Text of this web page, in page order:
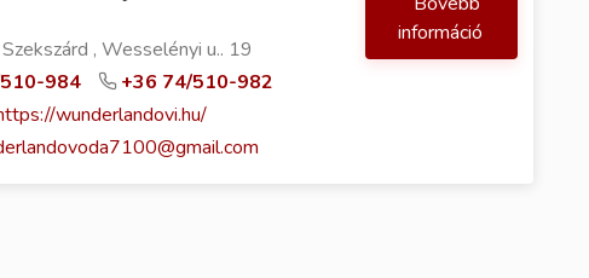
, Wesselényi u.. 19
984
+36 74/510-982
wunderlandovi.hu/
információ